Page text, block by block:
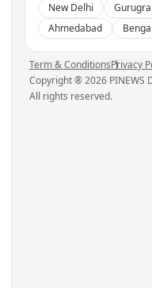
New Delhi
Ahmedabad
Term & ConditionsPrivacy
Copyright ®2026 PINEWS
All rights reserved.